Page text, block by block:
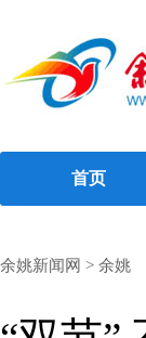
首页
余姚新闻网 > 余姚